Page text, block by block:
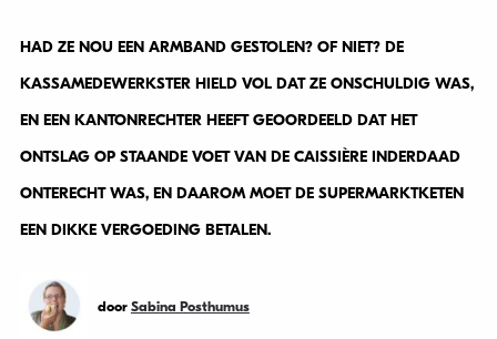
HAD ZE NOU EEN ARMBAND GESTOLEN? OF NIET? DE
KASSAMEDEWERKSTER HIELD VOL DAT ZE ONSCHULDIG WAS,
EN EEN KANTONRECHTER HEEFT GEOORDEELD DAT HET
ONTSLAG OP STAANDE VOET VAN DE CAISSIÈRE INDERDAAD
ONTERECHT WAS, EN DAAROM MOET DE SUPERMARKTKETEN
EEN DIKKE VERGOEDING BETALEN.
door Sabina Posthumus